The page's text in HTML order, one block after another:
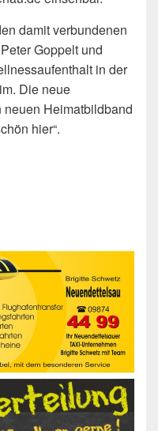
damit verbundenen
Goppelt und
in der
Die neue
neuen Heimatbildband
hier“.